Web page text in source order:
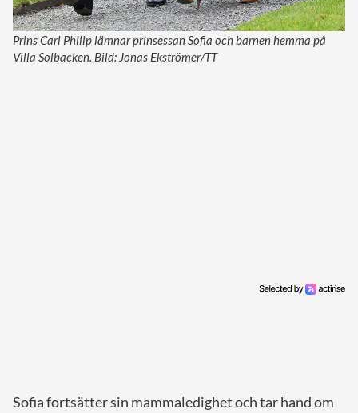
Prins Carl Philip lämnar prinsessan Sofia och barnen hemma på
Villa Solbacken. Bild: Jonas Ekströmer/TT
Sofia fortsätter sin mammaledighet och tar hand om